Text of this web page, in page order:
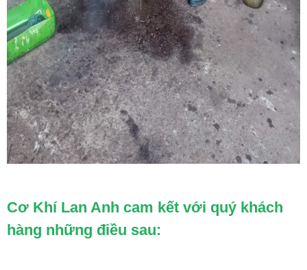
Cơ Khí Lan Anh cam kết với quý khách
hàng những điều sau: